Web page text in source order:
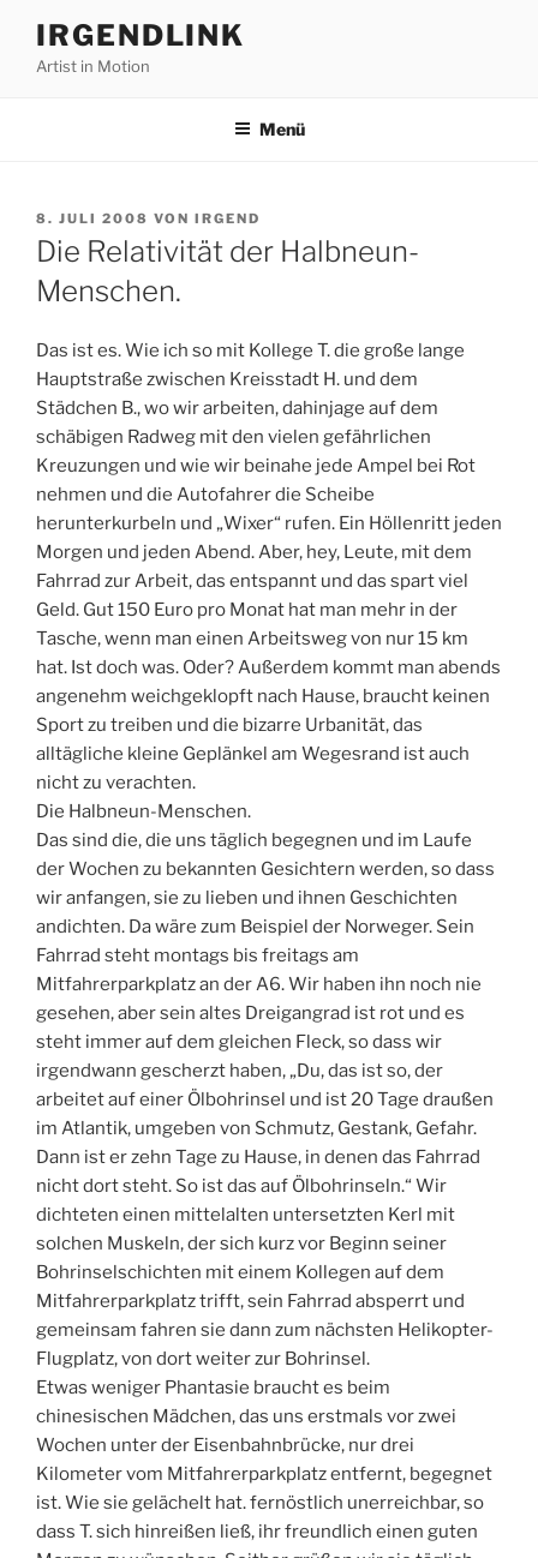
Inhalt
springen
IRGENDLINK
Artist in Motion
Menü
VERÖFFENTLICHT
AM
8. JULI 2008 VON IRGEND
Die Relativität der Halbneun-
Menschen.
Das ist es. Wie ich so mit Kollege T. die große lange
Hauptstraße zwischen Kreisstadt H. und dem
Städchen B., wo wir arbeiten, dahinjage auf dem
schäbigen Radweg mit den vielen gefährlichen
Kreuzungen und wie wir beinahe jede Ampel bei Rot
nehmen und die Autofahrer die Scheibe
herunterkurbeln und „Wixer“ rufen. Ein Höllenritt jeden
Morgen und jeden Abend. Aber, hey, Leute, mit dem
Fahrrad zur Arbeit, das entspannt und das spart viel
Geld. Gut 150 Euro pro Monat hat man mehr in der
Tasche, wenn man einen Arbeitsweg von nur 15 km
hat. Ist doch was. Oder? Außerdem kommt man abends
angenehm weichgeklopft nach Hause, braucht keinen
Sport zu treiben und die bizarre Urbanität, das
alltägliche kleine Geplänkel am Wegesrand ist auch
nicht zu verachten.
Die Halbneun-Menschen.
Das sind die, die uns täglich begegnen und im Laufe
der Wochen zu bekannten Gesichtern werden, so dass
wir anfangen, sie zu lieben und ihnen Geschichten
andichten. Da wäre zum Beispiel der Norweger. Sein
Fahrrad steht montags bis freitags am
Mitfahrerparkplatz an der A6. Wir haben ihn noch nie
gesehen, aber sein altes Dreigangrad ist rot und es
steht immer auf dem gleichen Fleck, so dass wir
irgendwann gescherzt haben, „Du, das ist so, der
arbeitet auf einer Ölbohrinsel und ist 20 Tage draußen
im Atlantik, umgeben von Schmutz, Gestank, Gefahr.
Dann ist er zehn Tage zu Hause, in denen das Fahrrad
nicht dort steht. So ist das auf Ölbohrinseln.“ Wir
dichteten einen mittelalten untersetzten Kerl mit
solchen Muskeln, der sich kurz vor Beginn seiner
Bohrinselschichten mit einem Kollegen auf dem
Mitfahrerparkplatz trifft, sein Fahrrad absperrt und
gemeinsam fahren sie dann zum nächsten Helikopter-
Flugplatz, von dort weiter zur Bohrinsel.
Etwas weniger Phantasie braucht es beim
chinesischen Mädchen, das uns erstmals vor zwei
Wochen unter der Eisenbahnbrücke, nur drei
Kilometer vom Mitfahrerparkplatz entfernt, begegnet
ist. Wie sie gelächelt hat. fernöstlich unerreichbar, so
dass T. sich hinreißen ließ, ihr freundlich einen guten